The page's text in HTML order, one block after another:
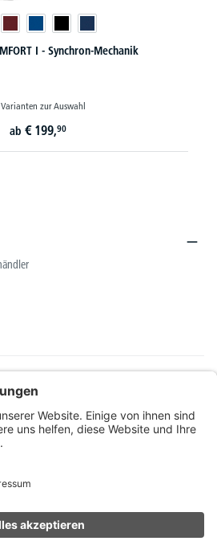
XXL-Bürostuhl
nach Bonitätsprüfung sowie bei Neukunden die
Natürlich setzen wir uns mit Ihnen in Verbindung,